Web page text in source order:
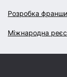
Розробка
Міжнародна